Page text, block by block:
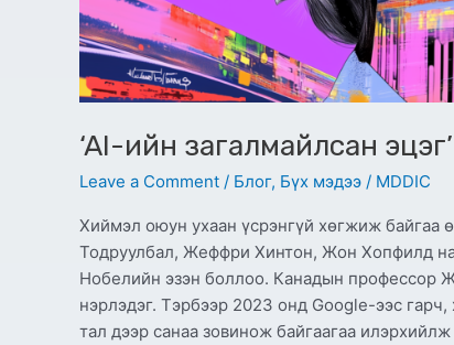
‘AI-ийн загалмайлсан
Leave a Comment / Блог, Бүх мэдээ / MDDIC
Хиймэл оюун ухаан үсрэнгүй хөгжиж байгаа
Тодруулбал, Жеффри Хинтон, Жон Хопфилд
Нобелийн эзэн боллоо. Канадын профессор
нэрлэдэг. Тэрбээр 2023 онд Google-ээс
тал дээр санаа зовинож байгаагаа